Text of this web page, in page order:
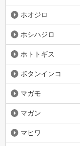
ホオジロ
ホシハジロ
ホトトギス
ボタンインコ
マガモ
マガン
マヒワ